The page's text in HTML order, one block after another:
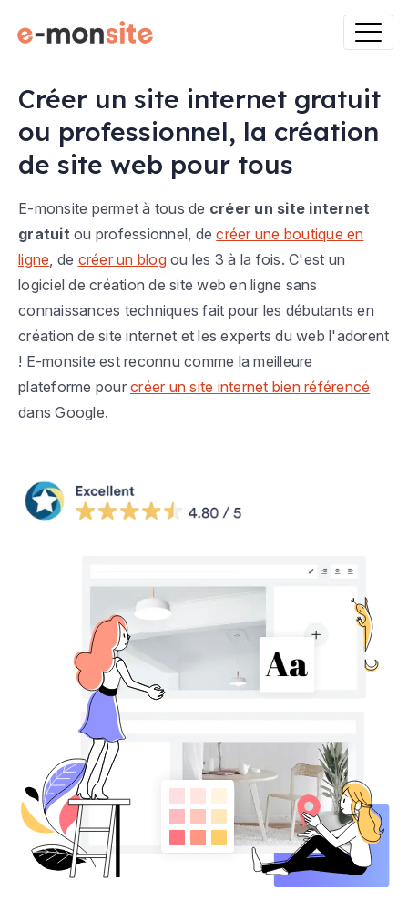
Créer un site internet gratuit
ou professionnel, la création
de site web pour tous
E-monsite permet à tous de créer un site internet
gratuit ou professionnel, decréer une boutique en
ligne , de créer un blogou les 3 à la fois. C'est un
logiciel de création de site web en ligne sans
connaissances techniques fait pour les débutants en
création de site internet et les experts du web l'adorent
! E-monsite est reconnu comme la meilleure
plateforme pour créer un site internet bien référencé
dans Google.